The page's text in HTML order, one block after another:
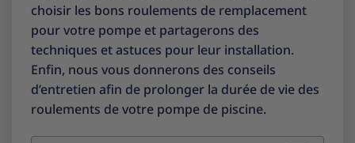
choisir les bons roulements de remplacement
pour votre pompe et partagerons des
techniques et astuces pour leur installation.
Enfin, nous vous donnerons des conseils
d’entretien afin de prolonger la durée de vie des
roulements de votre pompe de piscine.